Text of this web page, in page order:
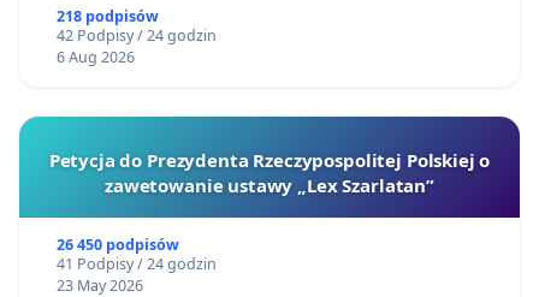
218 podpisów
42 Podpisy / 24 godzin
6 Aug 2026
Petycja do Prezydenta Rzeczypospolitej Polskiej o
zawetowanie ustawy „Lex Szarlatan”
26 450 podpisów
41 Podpisy / 24 godzin
23 May 2026